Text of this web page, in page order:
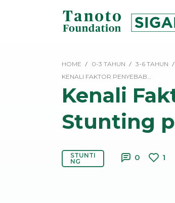
|
Tanoto
HOME 0-3 TAHUN 3-6 TAHUN
KENALI FAKTOR PENYEBAB…
Kenali
Stunting
STUNTI
NG
0 1